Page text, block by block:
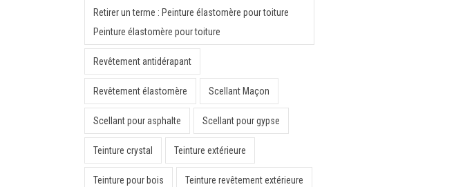
Retirer un terme : Peinture élastomère pour toiture
Peinture élastomère pour toiture
Revêtement antidérapant
Revêtement élastomère Scellant Maçon
Scellant pour asphalte Scellant pour gypse
Teinture crystal Teinture extérieure
Teinture pour bois Teinture revêtement extérieure